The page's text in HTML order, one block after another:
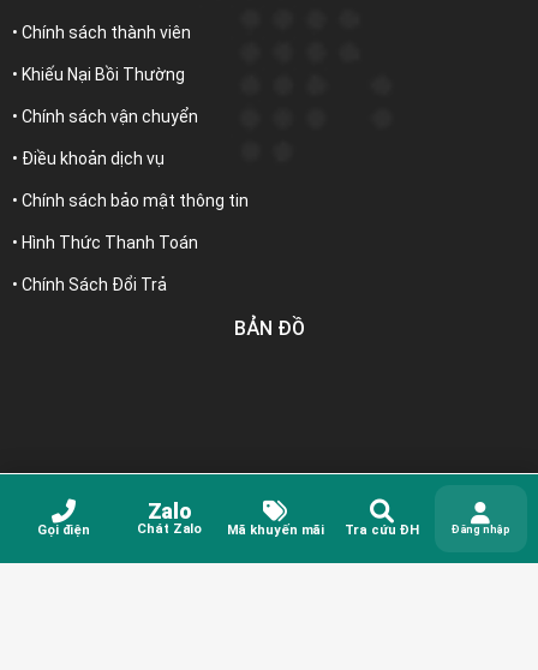
• Chính sách thành viên
• Khiếu Nại Bồi Thường
• Chính sách vận chuyển
• Điều khoản dịch vụ
• Chính sách bảo mật thông tin
• Hình Thức Thanh Toán
• Chính Sách Đổi Trả
BẢN ĐỒ
Gọi điện
Zalo
Chát Zalo Mã khuyến mãi Tra cứu ĐH Đăng nhập